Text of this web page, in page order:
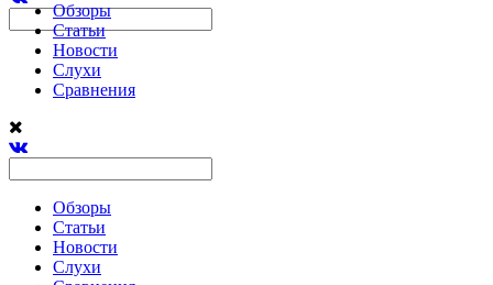
Обзоры
Статьи
Новости
Слухи
Сравнения
Обзоры
Статьи
Новости
Слухи